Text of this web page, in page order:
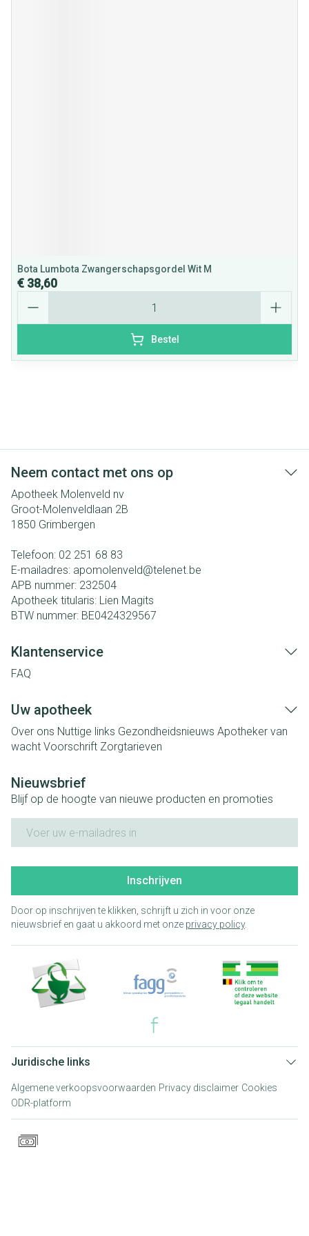
Bota Lumbota Zwangerschapsgordel Wit M
€ 38,60
Bestel
Neem contact met ons op
Apotheek Molenveld nv
Groot-Molenveldlaan 2B
1850 Grimbergen
Telefoon: 02 251 68 83
E-mailadres: apomolenveld@telenet.be
APB nummer: 232504
Apotheek titularis: Lien Magits
BTW nummer: BE0424329567
Klantenservice
FAQ
Uw apotheek
Over ons Nuttige links Gezondheidsnieuws Apotheker van
wacht Voorschrift Zorgtarieven
Nieuwsbrief
Blijf op de hoogte van nieuwe producten en promoties
Inschrijven
Door op inschrijven te klikken, schrijft u zich in voor onze
nieuwsbrief en gaat u akkoord met onze privacy policy.
Juridische links
Algemene verkoopsvoorwaarden Privacy disclaimer Cookies
ODR-platform